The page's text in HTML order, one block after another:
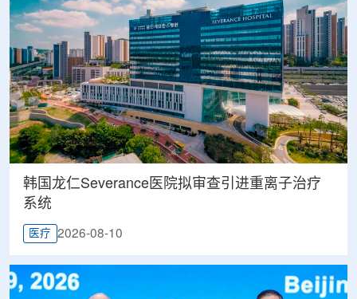
韩国龙仁Severance医院拟审查引进重离子治疗
系统
医疗 2026-08-10